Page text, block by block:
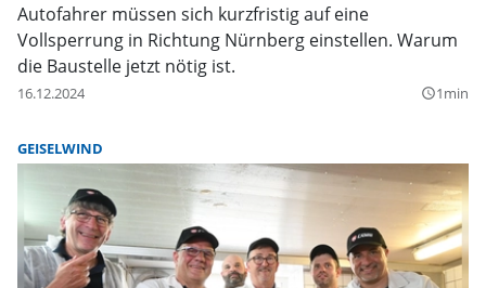
Autofahrer müssen sich kurzfristig auf eine
Vollsperrung in Richtung Nürnberg einstellen. Warum
die Baustelle jetzt nötig ist.
16.12.2024 query_builder1min
GEISELWIND